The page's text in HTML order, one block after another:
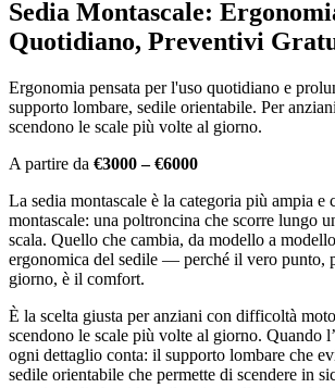
Sedia Montascale:
Quotidiano, Preventivi
Ergonomia pensata per l'uso quotidiano e
supporto lombare, sedile orientabile. Per
scendono le scale più volte al giorno.
A partire da €3000 – €6000
La sedia montascale è la categoria più ampia e
montascale: una poltroncina che scorre lungo
scala. Quello che cambia, da modello a
ergonomica del sedile — perché il vero punto,
giorno, è il comfort.
È la scelta giusta per anziani con difficoltà
scendono le scale più volte al giorno. Quando
ogni dettaglio conta: il supporto lombare che
sedile orientabile che permette di scendere in